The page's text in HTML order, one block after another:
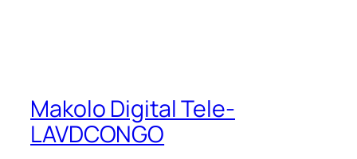
Makolo Digital Tele-
LAVDCONGO